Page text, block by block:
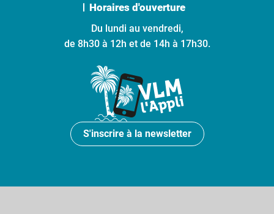
Horaires d'ouverture
Du lundi au vendredi,
de 8h30 à 12h et de 14h à 17h30.
S'inscrire à la newsletter